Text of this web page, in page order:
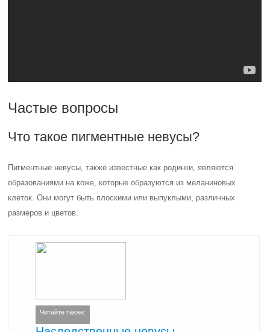
Частые вопросы
Что такое пигментные невусы?
Пигментные невусы, также известные как родинки, являются
образованиями на коже, которые образуются из меланиновых
клеток. Они могут быть плоскими или выпуклыми, различных
размеров и цветов.
Читайте также: